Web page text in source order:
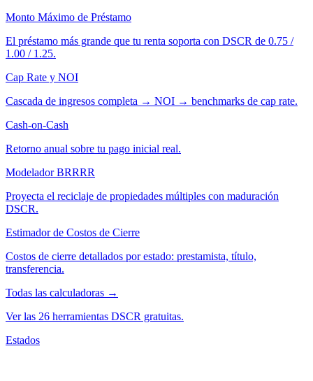
Monto Máximo de Préstamo
El préstamo más grande que tu renta soporta con DSCR de 0.75 /
1.00 / 1.25.
Cap Rate y NOI
Cascada de ingresos completa → NOI → benchmarks de cap rate.
Cash-on-Cash
Retorno anual sobre tu pago inicial real.
Modelador BRRRR
Proyecta el reciclaje de propiedades múltiples con maduración
DSCR.
Estimador de Costos de Cierre
Costos de cierre detallados por estado: prestamista, título,
transferencia.
Todas las calculadoras →
Ver las 26 herramientas DSCR gratuitas.
Estados